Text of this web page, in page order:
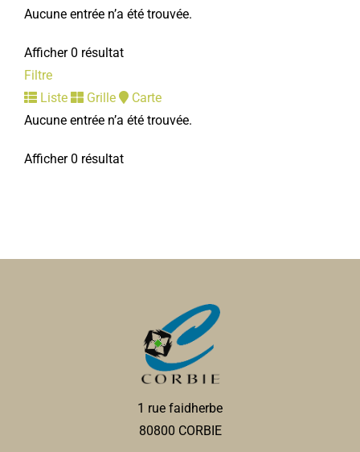
Aucune entrée n’a été trouvée.
Afficher 0 résultat
Filtre
Liste
Grille
Carte
Aucune entrée n’a été trouvée.
Afficher 0 résultat
1 rue faidherbe
80800 CORBIE